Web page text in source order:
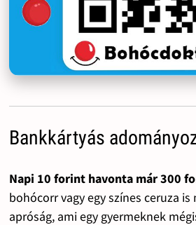
Bankkártyás
Napi 10 forint havonta már 300
bohócorr vagy egy színes ceruza
apróság, ami egy gyermeknek